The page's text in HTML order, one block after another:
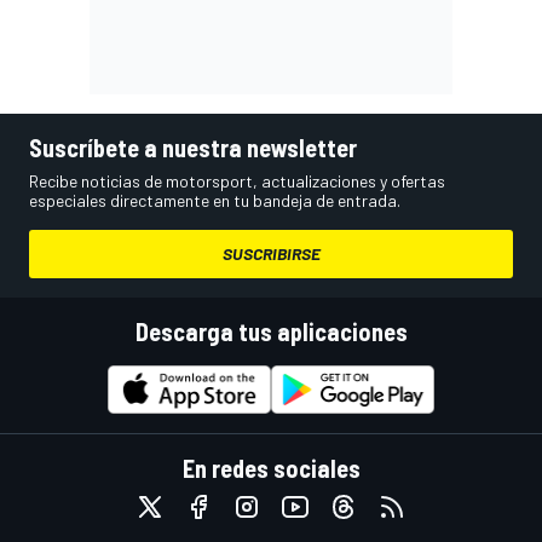
Suscríbete a nuestra newsletter
Recibe noticias de motorsport, actualizaciones y ofertas
especiales directamente en tu bandeja de entrada.
SUSCRIBIRSE
Descarga tus aplicaciones
En redes sociales